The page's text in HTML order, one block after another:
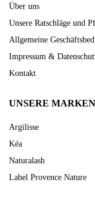
Über uns
Unsere Ratschläge und
Allgemeine
Impressum &
Kontakt
UNSERE MARKEN
Argilisse
Kéa
Naturalash
Label Provence Nature